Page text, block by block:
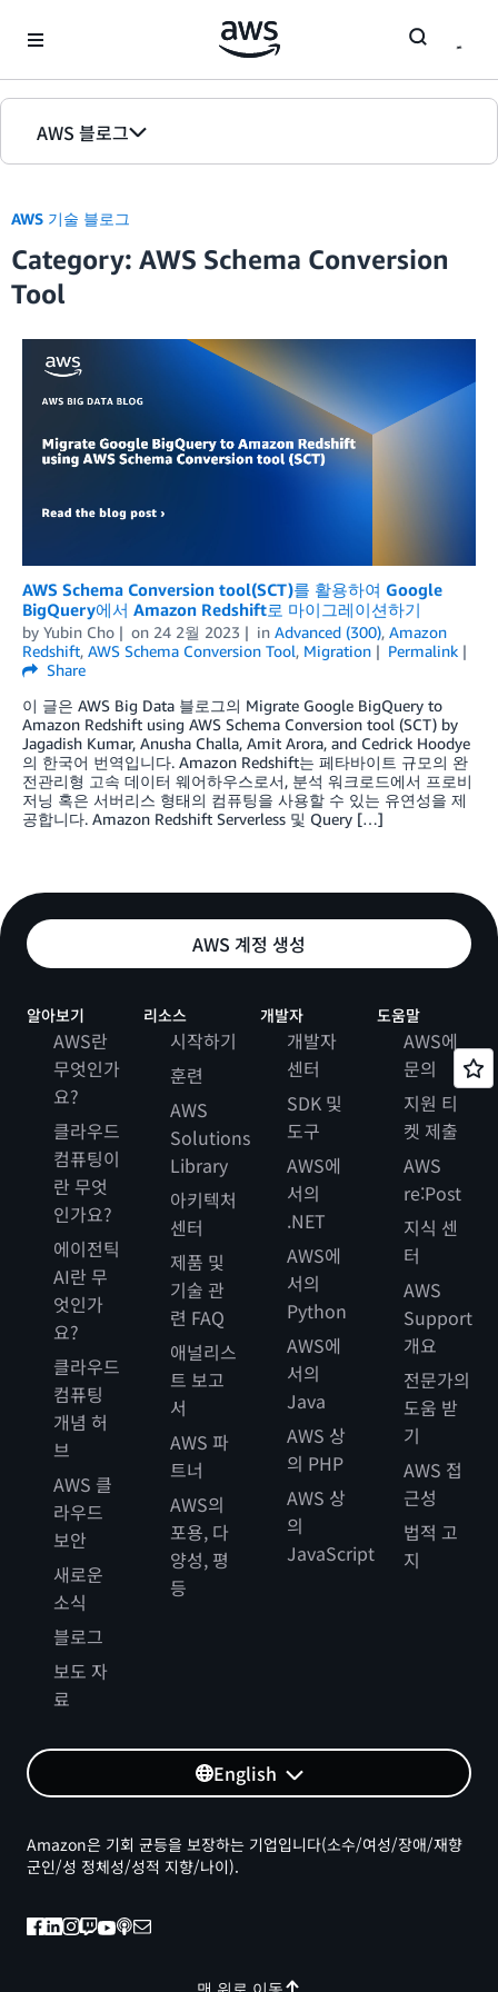
AWS 블로그
홈
에디션
AWS 기술 블로그
Category: AWS Schema Conversion
Tool
AWS Schema Conversion tool(SCT)를 활용하여 Google
BigQuery에서 Amazon Redshift로 마이그레이션하기
by Yubin Cho on 24 2월 2023 in Advanced (300), Amazon
Redshift, AWS Schema Conversion Tool, Migration
Permalink
Share
이 글은 AWS Big Data 블로그의 Migrate Google BigQuery to
Amazon Redshift using AWS Schema Conversion tool (SCT) by
Jagadish Kumar, Anusha Challa, Amit Arora, and Cedrick Hoodye
의 한국어 번역입니다. Amazon Redshift는 페타바이트 규모의 완
전관리형 고속 데이터 웨어하우스로서, 분석 워크로드에서 프로비
저닝 혹은 서버리스 형태의 컴퓨팅을 사용할 수 있는 유연성을 제
공합니다. Amazon Redshift Serverless 및 Query […]
AWS 계정 생성
알아보기
AWS란
무엇인가
요?
클라우드
컴퓨팅이
란 무엇
인가요?
에이전틱
AI란 무
엇인가
요?
클라우드
컴퓨팅
개념 허
브
AWS 클
라우드
보안
새로운
소식
블로그
보도 자
료
리소스
시작하기
훈련
AWS
Solutions
Library
아키텍처
센터
제품 및
기술 관
련 FAQ
애널리스
트 보고
서
AWS 파
트너
AWS의
포용, 다
양성, 평
등
개발자
개발자
센터
SDK 및
도구
AWS에
서의
.NET
AWS에
서의
Python
AWS에
서의
Java
AWS 상
의 PHP
AWS 상
의
JavaScript
도움말
AWS에
문의
지원 티
켓 제출
AWS
re:Post
지식 센
터
AWS
Support
개요
전문가의
도움 받
기
AWS 접
근성
법적 고
지
English
맨 위로 이동
Amazon은 기회 균등을 보장하는 기업입니다(소수/여성/장애/재향
군인/성 정체성/성적 지향/나이).